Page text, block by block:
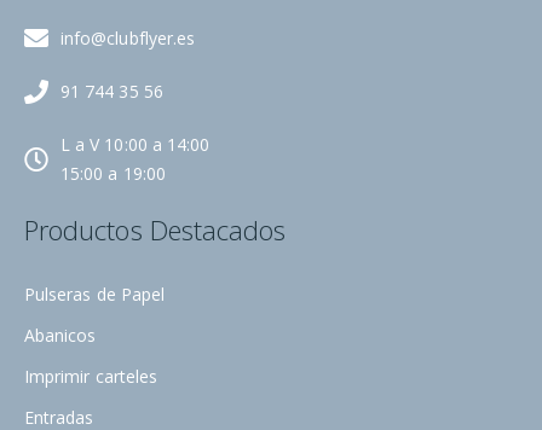
info@clubflyer.es
91 744 35 56
L a V 10:00 a 14:00
15:00 a 19:00
Productos Destacados
Pulseras de Papel
Abanicos
Imprimir carteles
Entradas